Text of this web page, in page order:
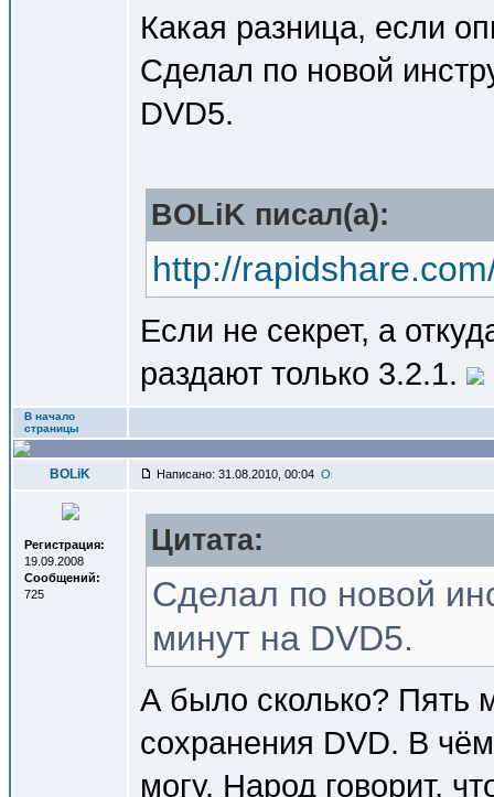
Какая разница, если
Сделал по новой
DVD5.
BOLiK писал(a):
http://
Если не секрет, а
раздают только 3.2.1.
В начало
страницы
BOLiK Написано: 31.08.2010, 00:04
Регистрация:
19.09.2008
Сообщений:
725
Цитата:
Сделал по новой
минут на DVD5.
А было сколько? Пять
сохранения DVD. В
могу. Народ говорит,